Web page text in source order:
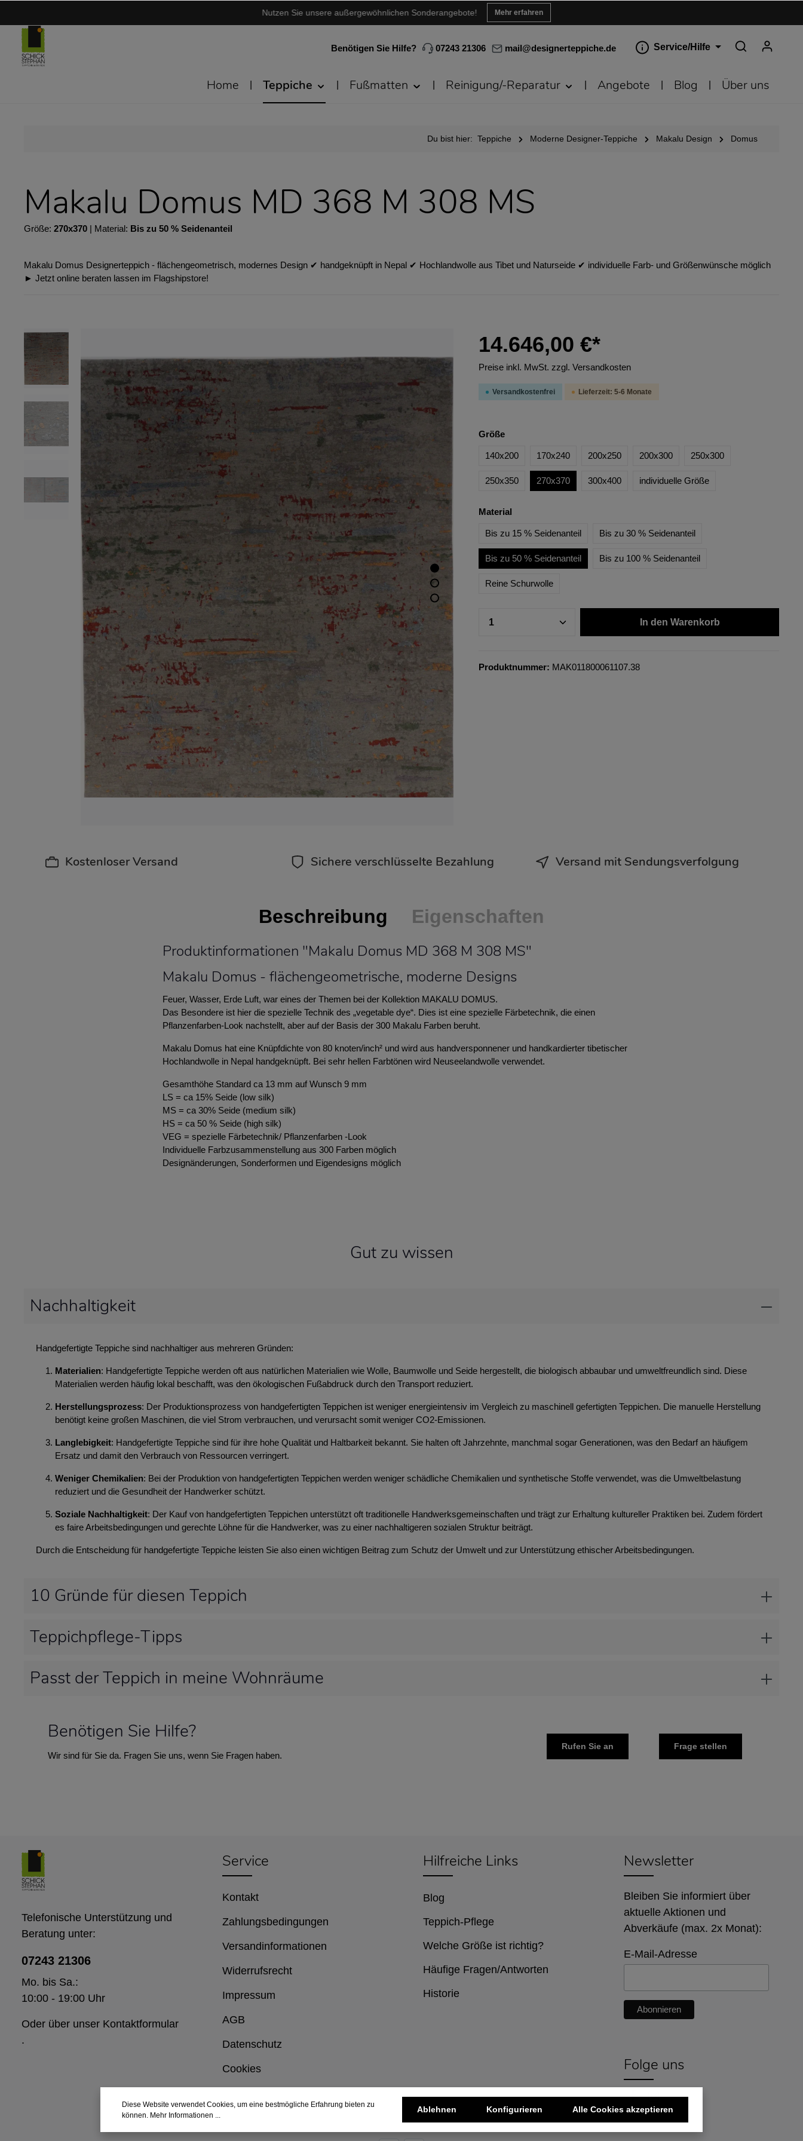
Nutzen Sie unsere außergewöhnlichen Sonderangebote! Mehr erfahren
Benötigen Sie Hilfe? 07243 21306 mail@designerteppiche.de Service/Hilfe
Home Teppiche Fußmatten Reinigung/-Reparatur Angebote Blog Über uns
Du bist hier: Teppiche Moderne Designer-Teppiche Makalu Design Domus
Makalu Domus MD 368 M 308 MS
Größe: 270x370 | Material: Bis zu 50 % Seidenanteil
Makalu Domus Designerteppich - flächengeometrisch, modernes Design ✔︎ handgeknüpft in Nepal ✔︎ Hochlandwolle aus Tibet und Naturseide ✔︎ individuelle Farb- und Größenwünsche möglich
► Jetzt online beraten lassen im Flagshipstore!
14.646,00 €*
Preise inkl. MwSt. zzgl. Versandkosten
Versandkostenfrei Lieferzeit: 5-6 Monate
Größe
140x200 170x240 200x250 200x300 250x300
250x350 270x370 300x400 individuelle Größe
Material
Bis zu 15 % Seidenanteil Bis zu 30 % Seidenanteil
Bis zu 50 % Seidenanteil Bis zu 100 % Seidenanteil
Reine Schurwolle
In den Warenkorb
Produktnummer: MAK011800061107.38
Kostenloser Versand Sichere verschlüsselte Bezahlung Versand mit Sendungsverfolgung
Beschreibung Eigenschaften
Produktinformationen "Makalu Domus MD 368 M 308 MS"
Makalu Domus - flächengeometrische, moderne Designs
Feuer, Wasser, Erde Luft, war eines der Themen bei der Kollektion MAKALU DOMUS.
Das Besondere ist hier die spezielle Technik des „vegetable dye“. Dies ist eine spezielle Färbetechnik, die einen
Pflanzenfarben-Look nachstellt, aber auf der Basis der 300 Makalu Farben beruht.
Makalu Domus hat eine Knüpfdichte von 80 knoten/inch² und wird aus handversponnener und handkardierter tibetischer
Hochlandwolle in Nepal handgeknüpft. Bei sehr hellen Farbtönen wird Neuseelandwolle verwendet.
Gesamthöhe Standard ca 13 mm auf Wunsch 9 mm
LS = ca 15% Seide (low silk)
MS = ca 30% Seide (medium silk)
HS = ca 50 % Seide (high silk)
VEG = spezielle Färbetechnik/ Pflanzenfarben -Look
Individuelle Farbzusammenstellung aus 300 Farben möglich
Designänderungen, Sonderformen und Eigendesigns möglich
Gut zu wissen
Nachhaltigkeit
Handgefertigte Teppiche sind nachhaltiger aus mehreren Gründen:
Materialien: Handgefertigte Teppiche werden oft aus natürlichen Materialien wie Wolle, Baumwolle und Seide hergestellt, die biologisch abbaubar und umweltfreundlich sind. Diese
Materialien werden häufig lokal beschafft, was den ökologischen Fußabdruck durch den Transport reduziert.
Herstellungsprozess: Der Produktionsprozess von handgefertigten Teppichen ist weniger energieintensiv im Vergleich zu maschinell gefertigten Teppichen. Die manuelle Herstellung
benötigt keine großen Maschinen, die viel Strom verbrauchen, und verursacht somit weniger CO2-Emissionen.
Langlebigkeit: Handgefertigte Teppiche sind für ihre hohe Qualität und Haltbarkeit bekannt. Sie halten oft Jahrzehnte, manchmal sogar Generationen, was den Bedarf an häufigem
Ersatz und damit den Verbrauch von Ressourcen verringert.
Weniger Chemikalien: Bei der Produktion von handgefertigten Teppichen werden weniger schädliche Chemikalien und synthetische Stoffe verwendet, was die Umweltbelastung
reduziert und die Gesundheit der Handwerker schützt.
Soziale Nachhaltigkeit: Der Kauf von handgefertigten Teppichen unterstützt oft traditionelle Handwerksgemeinschaften und trägt zur Erhaltung kultureller Praktiken bei. Zudem fördert
es faire Arbeitsbedingungen und gerechte Löhne für die Handwerker, was zu einer nachhaltigeren sozialen Struktur beiträgt.
Durch die Entscheidung für handgefertigte Teppiche leisten Sie also einen wichtigen Beitrag zum Schutz der Umwelt und zur Unterstützung ethischer Arbeitsbedingungen.
10 Gründe für diesen Teppich
Teppichpflege-Tipps
Passt der Teppich in meine Wohnräume
Benötigen Sie Hilfe?
Wir sind für Sie da. Fragen Sie uns, wenn Sie Fragen haben.
Rufen Sie an Frage stellen
Service
Kontakt
Zahlungsbedingungen
Versandinformationen
Widerrufsrecht
Impressum
AGB
Datenschutz
Cookies
Newsletter
Bleiben Sie informiert über
aktuelle Aktionen und
Abverkäufe (max. 2x Monat):
E-Mail-Adresse
Folge uns
Telefonische Unterstützung und
Beratung unter:
07243 21306
Mo. bis Sa.:
10:00 - 19:00 Uhr
Oder über unser Kontaktformular
.
Hilfreiche Links
Blog
Teppich-Pflege
Welche Größe ist richtig?
Häufige Fragen/Antworten
Historie
Diese Website verwendet Cookies, um eine bestmögliche Erfahrung bieten zu
können. Mehr Informationen ...
Ablehnen Konfigurieren Alle Cookies akzeptieren